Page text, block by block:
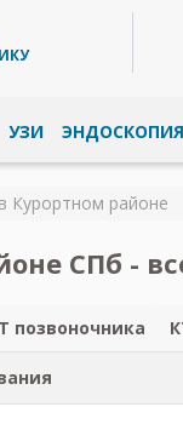
УЗИ ЭНДОСКОПИЯ
Курортном районе
СПб -
позвоночника